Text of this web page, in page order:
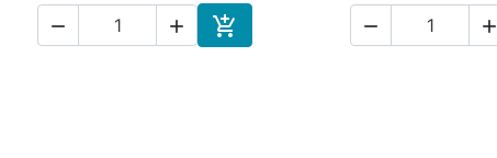
  
Ostoskoriin
 